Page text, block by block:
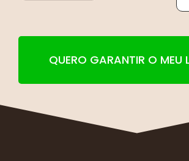
QUERO GARANTIR O MEU